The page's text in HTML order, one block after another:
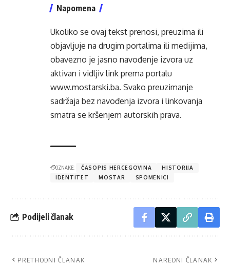
Napomena
Ukoliko se ovaj tekst prenosi, preuzima ili
objavljuje na drugim portalima ili medijima,
obavezno je jasno navođenje izvora uz
aktivan i vidljiv link prema portalu
www.mostarski.ba. Svako preuzimanje
sadržaja bez navođenja izvora i linkovanja
smatra se kršenjem autorskih prava.
OZNAKE: ČASOPIS HERCEGOVINA
HISTORIJA
IDENTITET
MOSTAR SPOMENICI
Podijeli članak
PRETHODNI ČLANAK NAREDNI ČLANAK